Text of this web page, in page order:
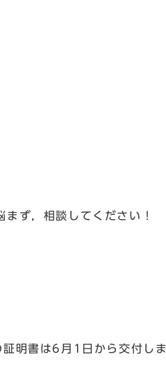
ず，相談してください！
証明書は6月1日から交付し